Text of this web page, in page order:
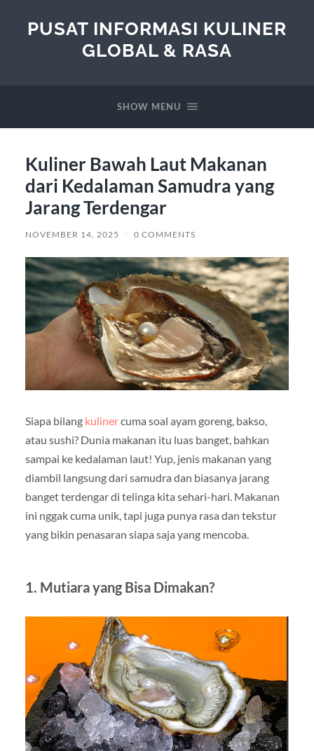
PUSAT INFORMASI KULINER
GLOBAL & RASA
SHOW MENU
Kuliner Bawah Laut Makanan
dari Kedalaman Samudra yang
Jarang Terdengar
NOVEMBER 14, 2025 / 0 COMMENTS
Siapa bilang kulinercuma soal ayam goreng, bakso,
atau sushi? Dunia makanan itu luas banget, bahkan
sampai ke kedalaman laut! Yup, jenis makanan yang
diambil langsung dari samudra dan biasanya jarang
banget terdengar di telinga kita sehari-hari. Makanan
ini nggak cuma unik, tapi juga punya rasa dan tekstur
yang bikin penasaran siapa saja yang mencoba.
1. Mutiara yang Bisa Dimakan?